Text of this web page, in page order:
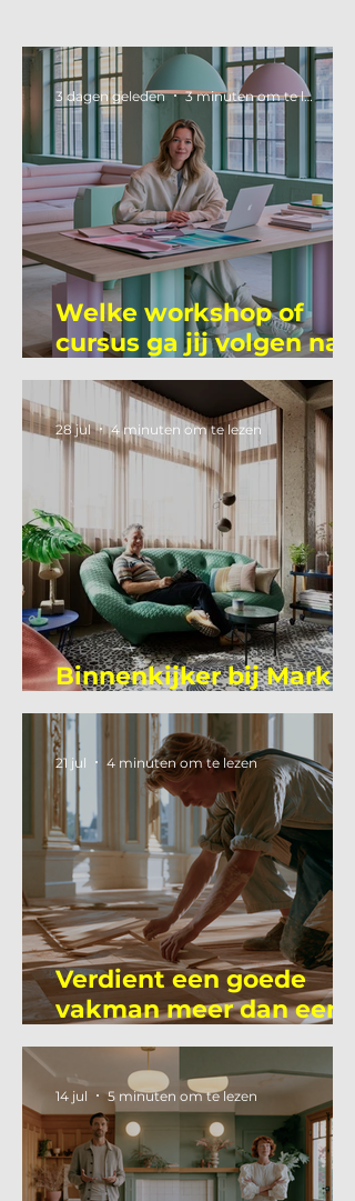
Welke workshop of
cursus ga jij volgen na
je vakantie?
3 dagen geleden 3 minuten om te lezen
Binnenkijker bij Mark
Mutsaers
28 jul 4 minuten om te lezen
Verdient een goede
vakman meer dan een
gemiddelde
academicus?
21 jul 4 minuten om te lezen
14 jul 5 minuten om te lezen